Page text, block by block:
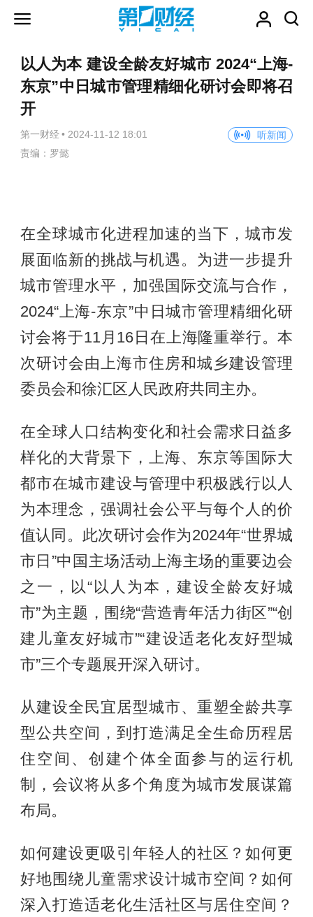
以人为本 建设全龄友好城市 2024“上海-
东京”中日城市管理精细化研讨会即将召
开
第一财经 • 2024-11-12 18:01
听新闻
责编：罗懿
在全球城市化进程加速的当下，城市发
展面临新的挑战与机遇。为进一步提升
城市管理水平，加强国际交流与合作，
2024“上海-东京”中日城市管理精细化研
讨会将于11月16日在上海隆重举行。本
次研讨会由上海市住房和城乡建设管理
委员会和徐汇区人民政府共同主办。
在全球人口结构变化和社会需求日益多
样化的大背景下，上海、东京等国际大
都市在城市建设与管理中积极践行以人
为本理念，强调社会公平与每个人的价
值认同。此次研讨会作为2024年“世界城
市日”中国主场活动上海主场的重要边会
之一，以“以人为本，建设全龄友好城
市”为主题，围绕“营造青年活力街区”“创
建儿童友好城市”“建设适老化友好型城
市”三个专题展开深入研讨。
从建设全民宜居型城市、重塑全龄共享
型公共空间，到打造满足全生命历程居
住空间、创建个体全面参与的运行机
制，会议将从多个角度为城市发展谋篇
布局。
如何建设更吸引年轻人的社区？如何更
好地围绕儿童需求设计城市空间？如何
深入打造适老化生活社区与居住空间？